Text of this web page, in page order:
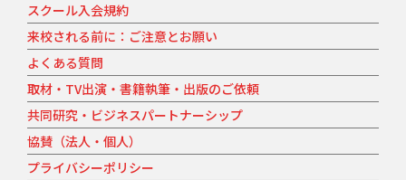
スクール入会規約
来校される前に：ご注意とお願い
よくある質問
取材・TV出演・書籍執筆・出版のご依頼
共同研究・ビジネスパートナーシップ
協賛（法人・個人）
プライバシーポリシー